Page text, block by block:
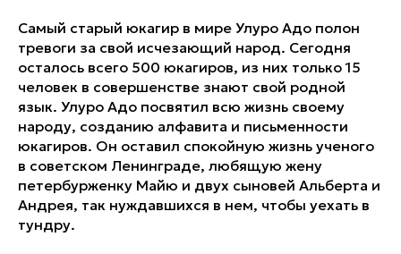
Самый старый юкагир в мире Улуро Адо полон
тревоги за свой исчезающий народ. Сегодня
осталось всего 500 юкагиров, из них только 15
человек в совершенстве знают свой родной
язык. Улуро Адо посвятил всю жизнь своему
народу, созданию алфавита и письменности
юкагиров. Он оставил спокойную жизнь ученого
в советском Ленинграде, любящую жену
петербурженку Майю и двух сыновей Альберта и
Андрея, так нуждавшихся в нем, чтобы уехать в
тундру.